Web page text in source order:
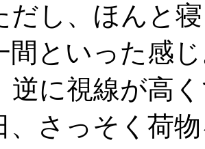
だし、ほんと
間といった感
逆に視線が高
、さっそく荷